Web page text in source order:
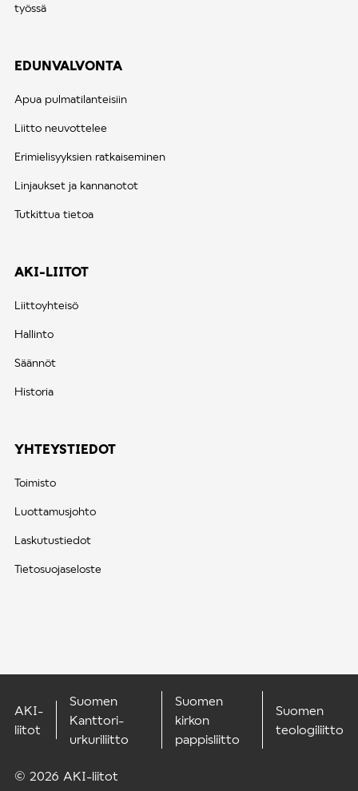
työssä
EDUNVALVONTA
Apua pulmatilanteisiin
Liitto neuvottelee
Erimielisyyksien ratkaiseminen
Linjaukset ja kannanotot
Tutkittua tietoa
AKI-LIITOT
Liittoyhteisö
Hallinto
Säännöt
Historia
YHTEYSTIEDOT
Toimisto
Luottamusjohto
Laskutustiedot
Tietosuojaseloste
© 2026 AKI-liitot
AKI-
liitot
Suomen
Kanttori-
urkuriliitto
Suomen
kirkon
pappisliitto
Suomen
teologiliitto